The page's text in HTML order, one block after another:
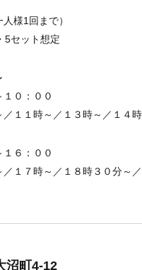
様1回まで）
5セット想定
０：００
１１時～／１３時～／１４時
６：００
１７時～／１８時３０分～
沼町4-12